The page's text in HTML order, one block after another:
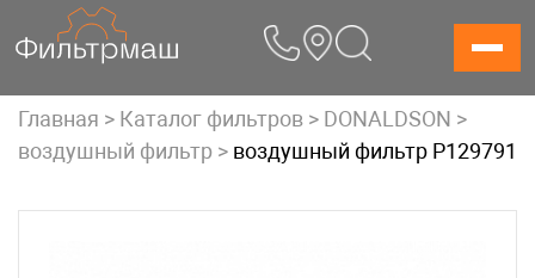
to
Главная > Каталог фильтров > DONALDSON >
воздушный фильтр > воздушный фильтр P129791